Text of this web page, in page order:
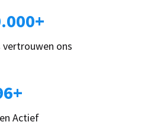
ons
Actief